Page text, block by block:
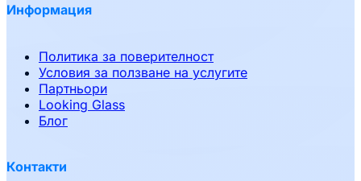
Информация
Политика за поверителност
Условия за ползване на услугите
Партньори
Looking Glass
Блог
Контакти